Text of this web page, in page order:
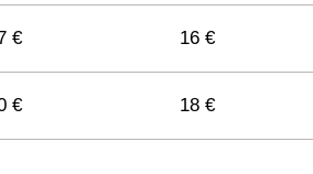
€ 16 €
€ 18 €